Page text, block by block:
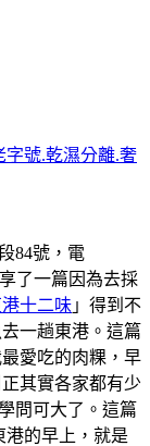
字號.乾濕分離.奢
84號，電
了一篇因為去採
港十二味 」得到不
一趟東港。這篇
愛吃的肉粿，早
其實各家都有少
問可大了。這篇
港的早上，就是